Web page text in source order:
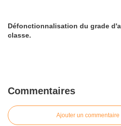
Défonctionnalisation du grade
classe.
Commentaires
Ajouter un commentaire